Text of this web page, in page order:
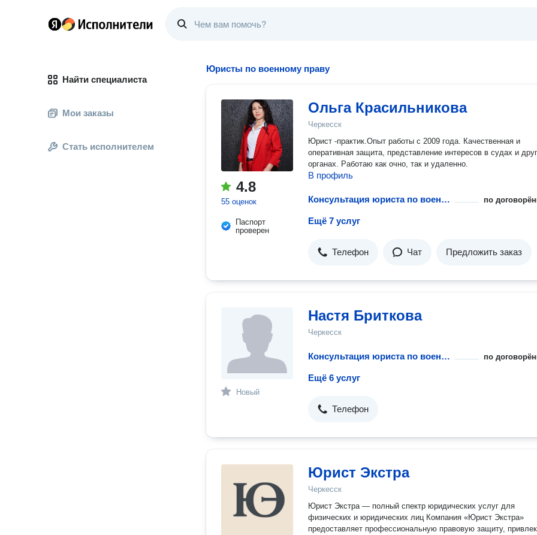
Найти специалиста
Мои заказы
Стать исполнителем
Юристы по военному праву
4.8
55 оценок
Паспорт
проверен
Ольга Красильникова
Черкесск
Юрист -практик.Опыт работы с 2009 года. Качественная и
оперативная защита, представление интересов в судах и
органах. Работаю как очно, так и удаленно.
В профиль
Консультация юриста по военному праву по
Ещё 7 услуг
Телефон Чат Предложить заказ
Новый
Настя Бриткова
Черкесск
Консультация юриста по военному праву по
Ещё 6 услуг
Телефон
Юрист Экстра
Черкесск
Юрист Экстра — полный спектр юридических услуг для
физических и юридических лиц Компания «Юрист Экстра»
предоставляет профессиональную правовую защиту,